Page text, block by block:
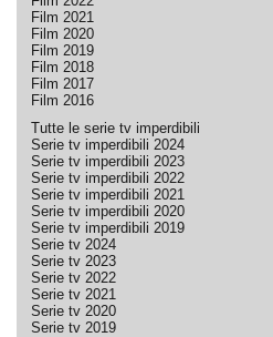
Film 2021
Film 2020
Film 2019
Film 2018
Film 2017
Film 2016
Tutte le serie tv imperdibili
Serie tv imperdibili 2024
Serie tv imperdibili 2023
Serie tv imperdibili 2022
Serie tv imperdibili 2021
Serie tv imperdibili 2020
Serie tv imperdibili 2019
Serie tv 2024
Serie tv 2023
Serie tv 2022
Serie tv 2021
Serie tv 2020
Serie tv 2019